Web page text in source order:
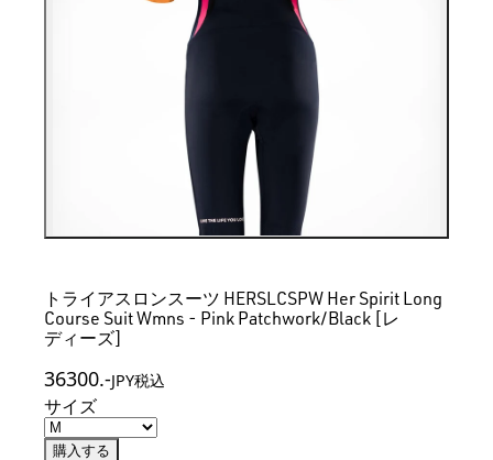
トライアスロンスーツ HERSLCSPW Her Spirit Long
Course Suit Wmns - Pink Patchwork/Black [レ
ディーズ]
36300.-JPY税込
サイズ
購入する